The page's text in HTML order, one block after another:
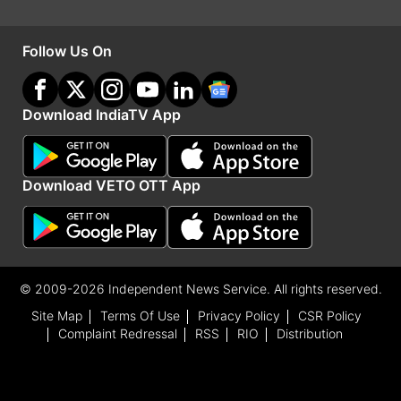
Advertisement
Follow Us On
Download IndiaTV App
Download VETO OTT App
© 2009-2026 Independent News Service. All rights reserved.
Site Map
Terms Of Use Privacy Policy
CSR Policy
Complaint Redressal
RSS RIO Distribution